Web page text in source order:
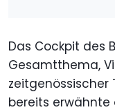
Das Cockpit des
Gesamtthema,
zeitgenössischer
bereits